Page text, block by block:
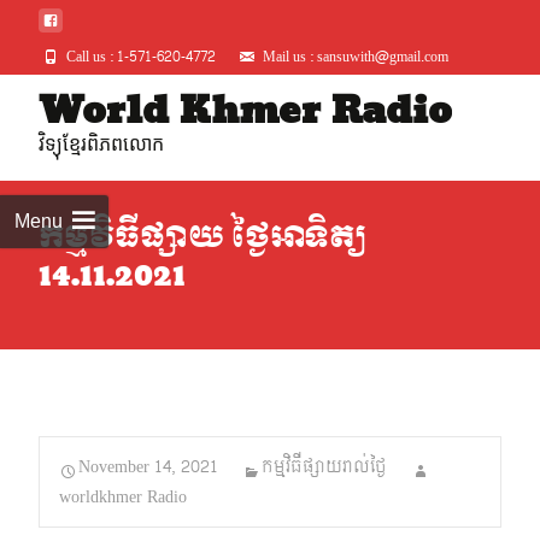
Call us : 1-571-620-4772 Mail us : sansuwith@gmail.com
World Khmer Radio
វិទ្យុខ្មែរពិភពលោក
Menuកម្មវិធីផ្សាយ ថ្ងៃអាទិត្យ
14.11.2021
November 14, 2021
កម្មវិធីផ្សាយរាល់ថ្ងៃ
worldkhmer Radio